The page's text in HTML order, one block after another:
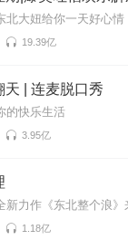
北大妞给你一天好心情
19.39亿
天 | 连麦脱口秀
的快乐生活
3.95亿
1.18亿